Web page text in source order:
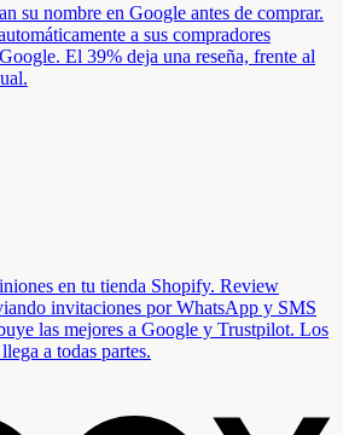
su nombre en Google antes de comprar.
a sus compradores
El 39% deja una reseña, frente al
en tu tienda Shopify. Review
invitaciones por WhatsApp y SMS
las mejores a Google y Trustpilot. Los
a todas partes.